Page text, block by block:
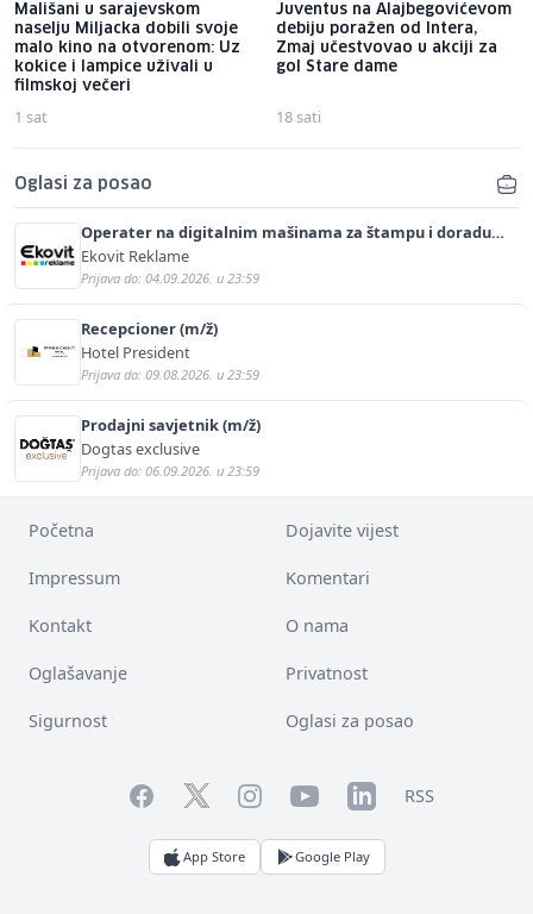
Mališani u sarajevskom
naselju Miljacka dobili svoje
malo kino na otvorenom: Uz
kokice i lampice uživali u
filmskoj večeri
1 sat
Juventus na Alajbegovićevom
debiju poražen od Intera,
Zmaj učestvovao u akciji za
gol Stare dame
18 sati
Oglasi za posao
Operater na digitalnim mašinama za štampu i doradu
(m/ž)
Ekovit Reklame
Prijava do: 04.09.2026. u 23:59
Recepcioner (m/ž)
Hotel President
Prijava do: 09.08.2026. u 23:59
Prodajni savjetnik (m/ž)
Dogtas exclusive
Prijava do: 06.09.2026. u 23:59
Početna Dojavite vijest
Impressum Komentari
Kontakt O nama
Oglašavanje Privatnost
Sigurnost Oglasi za posao
FacebookTwitterInstagramYouTubeLinkedInRSS
App Store Google Play